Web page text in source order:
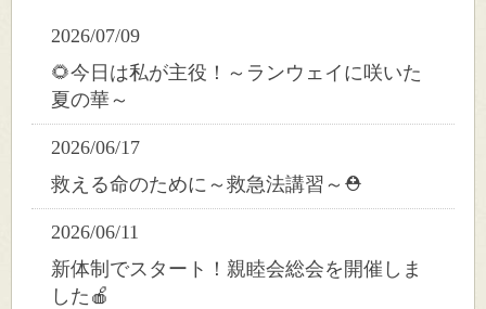
2026/07/09
🌻今日は私が主役！～ランウェイに咲いた
夏の華～
2026/06/17
救える命のために～救急法講習～⛑️
2026/06/11
新体制でスタート！親睦会総会を開催しま
した🍎